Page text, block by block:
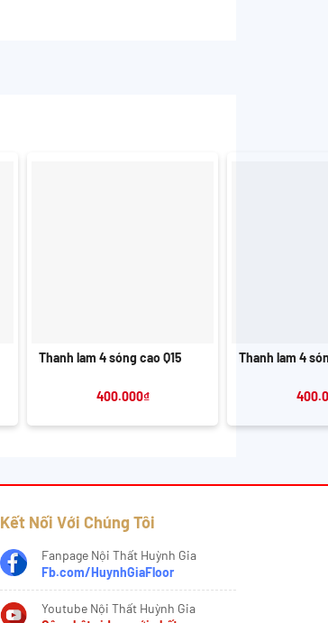
Thanh lam 4 sóng cao Q15
400.000₫
Thanh lam 4
Kết Nối Với Chúng Tôi
Fanpage Nội Thất Huỳnh Gia
Fb.com/HuynhGiaFloor
Youtube Nội Thất Huỳnh Gia